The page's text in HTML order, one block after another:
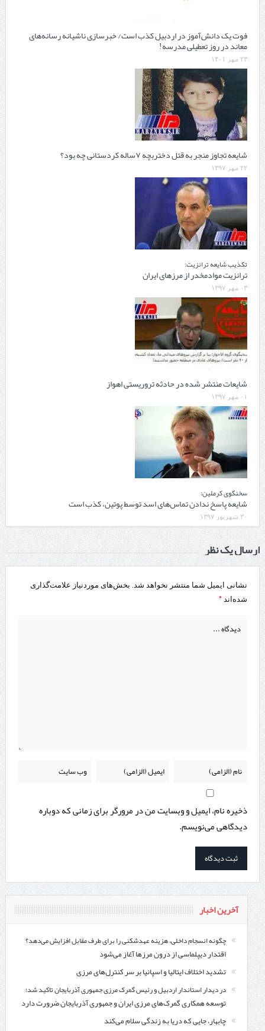
فوت یک دانش‌آموز در اردبیل کذب است/ خبرسازی ناشیانه رسانه‌های
معاند در روز تعطیلی مدرسه!
۲۳ مهر ۱۴۰۱
شایعه تجاوز منجر به قتل دختربچه ۷ساله کردستانی چه بود؟
۲۲ مهر ۱۳۹۷
تکذیب شایعه ترانزیت:
ترانزیت موادمخدر از مرزهای ایران
۰۳ مهر ۱۳۹۷
شایعات منتشر شده در حادثه تروریستی اهواز
۰۱ مهر ۱۳۹۷
سخنگوی کرملین:
شایعه پاسخ ندادن تماس‌های اسد توسط پوتین، کذب است
۳۰ شهریور ۱۳۹۷
ارسال یک نظر
نشانی ایمیل شما منتشر نخواهد شد. بخش‌های موردنیاز علامت‌گذاری
شده‌اند *
ذخیره نام، ایمیل و وبسایت من در مرورگر برای زمانی که دوباره
دیدگاهی می‌نویسم.
آخرین اخبار
چگونه انسجام داخلی، هزینه عهدشکنی را برای طرف مقابل افزایش می‌دهد؟
اقتدار دیپلماسی از درون مرزها آغاز می‌شود
تشدید اختلاف ایتالیا و اسپانیا بر سر کنترل‌های مرزی
در دیدار استاندار اردبیل و رئیس گمرک مرزی جمهوری آذربایجان تاکید شد؛
توسعه همکاری گمرک‌های مرزی ایران و جمهوری آذربایجان ضرورت دارد
چابهار، جایی که دریا به زندگی سلام می‌کند